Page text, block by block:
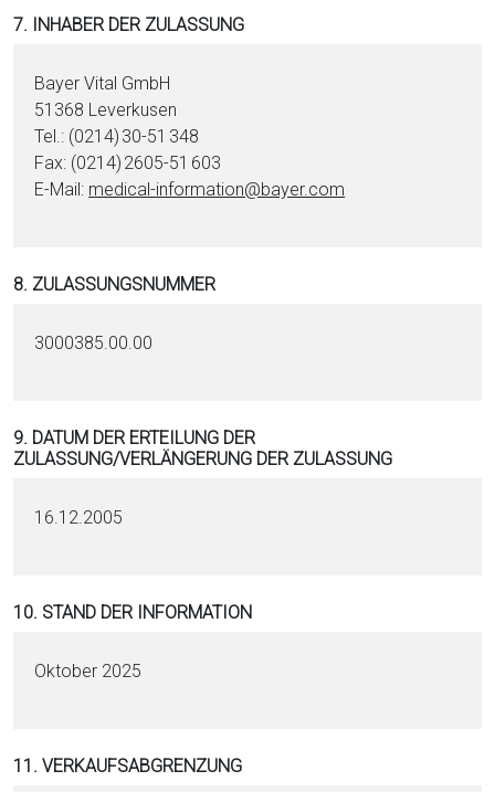
7. INHABER DER ZULASSUNG
Bayer Vital GmbH
51368 Leverkusen
Tel.: (0214) 30-51 348
Fax: (0214) 2605-51 603
E-Mail: medical-information@bayer.com
8. ZULASSUNGSNUMMER
3000385.00.00
9. DATUM DER ERTEILUNG DER
ZULASSUNG/VERLÄNGERUNG DER ZULASSUNG
16.12.2005
10. STAND DER INFORMATION
Oktober 2025
11. VERKAUFSABGRENZUNG